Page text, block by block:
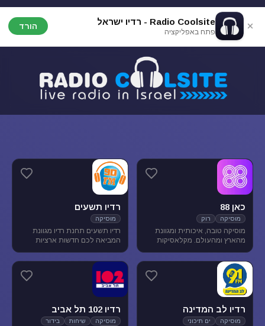
Radio Coolsite - רדיו ישראל
פתח באפליקציה
הורד
כאן 88
מוסיקה רוק
מוסיקה טובה, איכותית ומגוונת
מהארץ ומהעולם. מקלאסיקות
בארץ ובעולם ועד ג'אז, אלטרנטיב,
מוסיקת עולם ובלוז.
רדיו תשעים
מוסיקה
רדיו תשעים תחנת רדיו מגוונת
המביאה לכם חדשות ארציות
ופנאי וכמובן מוסיקה מגוונת
להנאת המאזינים
רדיו לב המדינה
מוסיקה ים תיכוני
רדיו 102 תל אביב
מוסיקה שיחות
בידור